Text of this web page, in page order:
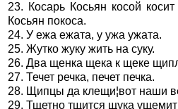
23. Косарь Косьян косой
Косьян покоса.
24. У ежа ежата, у ужа ужата.
25. Жутко жуку жить на суку.
26. Два щенка щека к щеке
27. Течет речка, печет печка.
28. Щипцы да клещи¦вот наши
29. Тщетно тщится щука